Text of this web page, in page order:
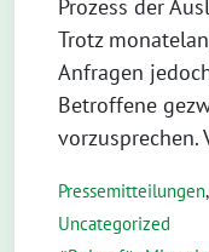
Prozess der
Trotz
Anfragen
Betroffene
Pressemitteilungen,
Uncategorized